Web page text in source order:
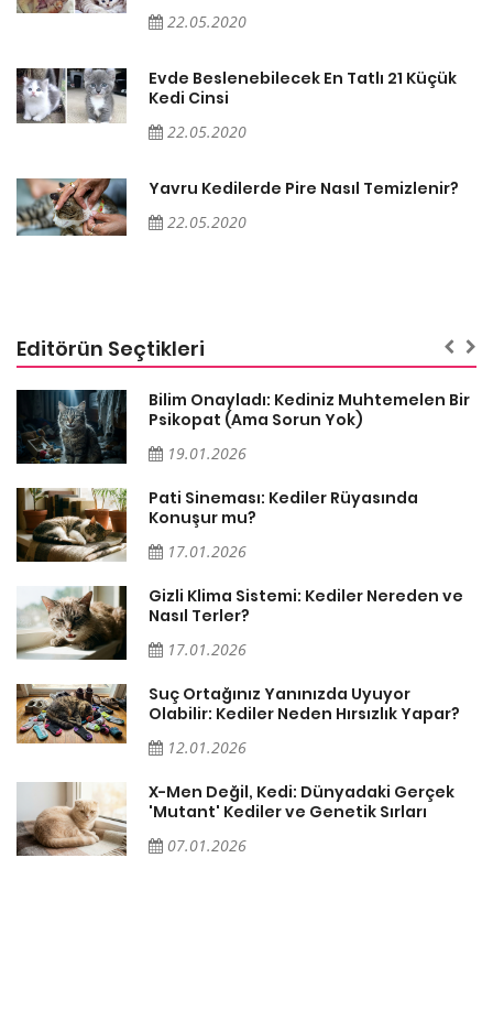
22.05.2020
Evde Beslenebilecek En Tatlı 21 Küçük
Kedi Cinsi
22.05.2020
Yavru Kedilerde Pire Nasıl Temizlenir?
22.05.2020
Editörün Seçtikleri
Bilim Onayladı: Kediniz Muhtemelen Bir
Psikopat (Ama Sorun Yok)
19.01.2026
Pati Sineması: Kediler Rüyasında
Konuşur mu?
17.01.2026
Gizli Klima Sistemi: Kediler Nereden ve
Nasıl Terler?
17.01.2026
Suç Ortağınız Yanınızda Uyuyor
Olabilir: Kediler Neden Hırsızlık Yapar?
12.01.2026
X-Men Değil, Kedi: Dünyadaki Gerçek
'Mutant' Kediler ve Genetik Sırları
07.01.2026